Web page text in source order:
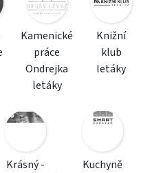
Kamenické
práce
Ondrejka
letáky
Knižní
klub
letáky
Krásný -
Kuchyně